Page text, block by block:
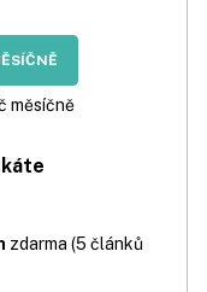
měsíčně
zdarma (5 článků